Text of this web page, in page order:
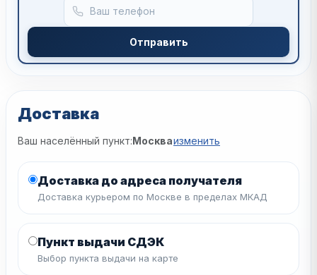
Отправить
Доставка
Ваш населённый пункт:Москваизменить
Доставка до адреса получателя
Доставка курьером по Москве в пределах МКАД
Пункт выдачи СДЭК
Выбор пункта выдачи на карте